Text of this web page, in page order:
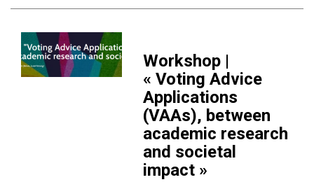
Workshop |
« Voting Advice
Applications
(VAAs), between
academic research
and societal
impact »